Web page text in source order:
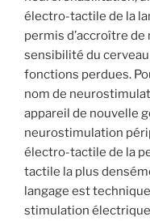
électro-tactile de la
permis d’accroître
sensibilité du
fonctions perdues.
nom de
appareil de nouvelle
neurostimulation
électro-tactile de la
tactile la plus
langage est
stimulation